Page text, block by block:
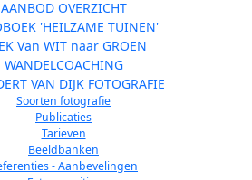
AANBOD OVERZICHT
'HEILZAME TUINEN'
Van WIT naar GROEN
WANDELCOACHING
VAN DIJK FOTOGRAFIE
Soorten fotografie
Publicaties
Tarieven
Beeldbanken
- Aanbevelingen